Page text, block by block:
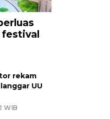
festival
rekam
UU
WIB